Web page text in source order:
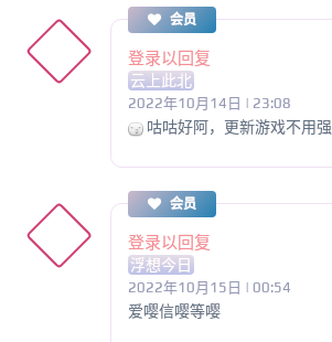
会员
登录以回复
云上此北
2022年10月14日 | 23:08
咕咕好阿，更新游戏不用
会员
登录以回复
浮想今日
2022年10月15日 | 00:54
爱嘤信嘤等嘤